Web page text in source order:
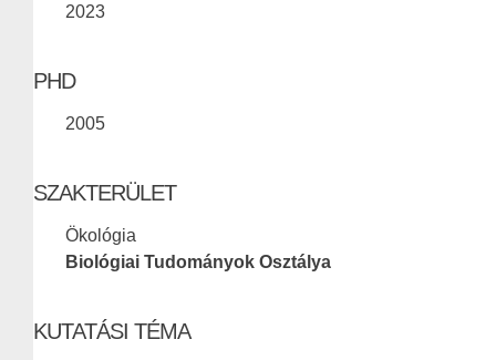
2023
PHD
2005
SZAKTERÜLET
Ökológia
Biológiai Tudományok Osztálya
KUTATÁSI TÉMA